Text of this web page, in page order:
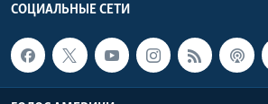
СОЦИАЛЬНЫЕ СЕТИ